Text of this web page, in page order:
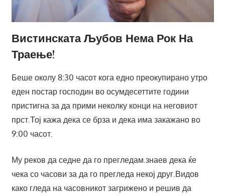
Вистинската Љубов Нема Рок На
Траење!
Беше околу 8:30 часот кога едно преокупирано утро
еден постар господин во осумдесеттите години
пристигна за да прими неколку конци на неговиот
прст.Тој кажа дека се брза и дека има закажано во
9:00 часот.
Му реков да седне да го прегледам.знаев дека ќе
чека со часови за да го прегледа некој друг.Видов
како гледа на часовникот загрижено и решив да